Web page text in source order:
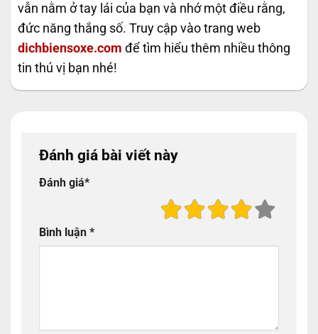
vẫn nằm ở tay lái của bạn và nhớ một điều rằng,
đức năng thắng số. Truy cập vào trang web
dichbiensoxe.com để tìm hiểu thêm nhiều thông
tin thú vị bạn nhé!
Đánh giá bài viết này
Đánh giá*
Bình luận *